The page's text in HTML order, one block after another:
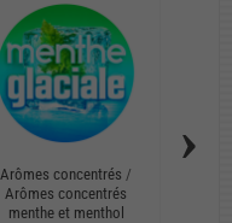
Arômes concentrés /
Arômes concentrés
menthe et menthol
›